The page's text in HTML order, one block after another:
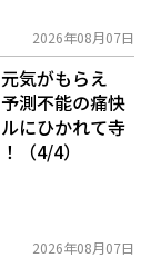
2026年08月07日
気がもらえ
測不能の痛快
にひかれて寺
（4/4）
2026年08月07日